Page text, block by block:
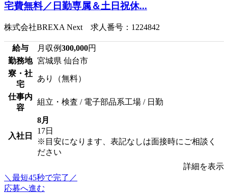
宅費無料／日勤専属＆土日祝休...
株式会社BREXA Next 求人番号：1224842
給与 月収例300,000円
勤務地 宮城県 仙台市
寮・社
宅
あり（無料）
仕事内
容
組立・検査 / 電子部品系工場 / 日勤
入社日
8月
17日
※目安になります、表記なしは面接時にご相談く
ださい
詳細を表示
＼最短45秒で完了／
応募へ進む